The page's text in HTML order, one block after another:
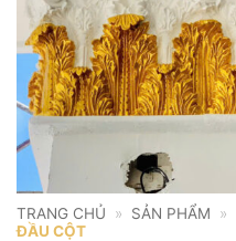
TRANG CHỦ » SẢN PHẨM »
ĐẦU CỘT